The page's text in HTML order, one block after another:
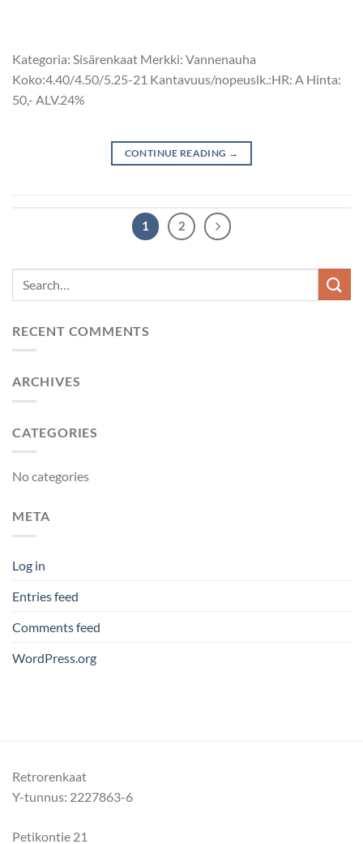
Kategoria: Sisärenkaat Merkki: Vannenauha
Koko:4.40/4.50/5.25-21 Kantavuus/nopeuslk.:HR: A Hinta:
50,- ALV.24%
CONTINUE READING →
1 2
RECENT COMMENTS
ARCHIVES
CATEGORIES
No categories
META
Log in
Entries feed
Comments feed
WordPress.org
Retrorenkaat
Y-tunnus: 2227863-6
Petikontie 21